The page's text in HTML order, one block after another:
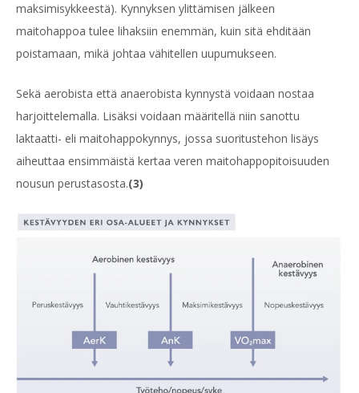
maksimisykkeestä). Kynnyksen ylittämisen jälkeen
maitohappoa tulee lihaksiin enemmän, kuin sitä ehditään
poistamaan, mikä johtaa vähitellen uupumukseen.
Sekä aerobista että anaerobista kynnystä voidaan nostaa
harjoittelemalla. Lisäksi voidaan määritellä niin sanottu
laktaatti- eli maitohappokynnys, jossa suoritustehon lisäys
aiheuttaa ensimmäistä kertaa veren maitohappopitoisuuden
nousun perustasosta.(3)